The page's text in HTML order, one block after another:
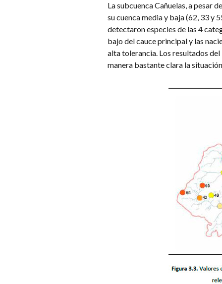
La subcuenca Cañuelas, a pesar
su cuenca media y baja (62, 33 y
detectaron especies de las 4
bajo del cauce principal y las
alta tolerancia. Los resultados
manera bastante clara la